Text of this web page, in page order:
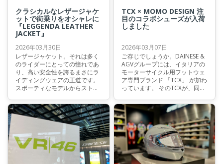
クラシカルなレザージャケ
ットで街乗りをオシャレに
『LEGGENDA LEATHER
JACKET』
2026年03月30日
レザージャケット。それは多く
のライダーにとっての憧れであ
り、高い安全性を誇るまさにラ
イディングウェアの王道です。
スポーティなモデルからストリ
ンは非常に豊富で、シーンや個
性に合わせた一着を選べるのも
魅力のひとつです。 本日はそん
なレザージャケットの中から、
先日大阪店にも入荷したクラシ
カルなヴィンテージスタイルが
特徴の『LEGGENDA LEATHER
JACKET』をご紹介いたします。
TCX × MOMO DESIGN 注
目のコラボシューズが入荷
しました
2026年03月07日
ご存じでしょうか。DAINESE &
AGVグループには、イタリアの
モーターサイクル用フットウェ
ア専門ブランド 「TCX」 が加わ
っています。 そのTCXが、同じ
「MOMO DESIGN」 とコラボレ
ーションしたシューズが、この
たび大阪店に入荷しました。